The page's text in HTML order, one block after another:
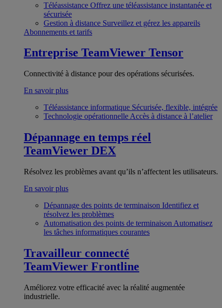
Téléassistance Offrez une téléassistance instantanée et
sécurisée
Gestion à distance Surveillez et gérez les appareils
Abonnements et tarifs
Entreprise TeamViewer Tensor
Connectivité à distance pour des opérations sécurisées.
En savoir plus
Téléassistance informatique Sécurisée, flexible, intégrée
Technologie opérationnelle Accès à distance à l’atelier
Dépannage en temps réel
TeamViewer DEX
Résolvez les problèmes avant qu’ils n’affectent les utilisateurs.
En savoir plus
Dépannage des points de terminaison Identifiez et
résolvez les problèmes
Automatisation des points de terminaison Automatisez
les tâches informatiques courantes
Travailleur connecté
TeamViewer Frontline
Améliorez votre efficacité avec la réalité augmentée
industrielle.